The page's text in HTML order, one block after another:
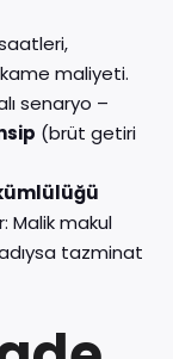
maliyeti.
senaryo –
(brüt getiri
Malik makul
tazminat